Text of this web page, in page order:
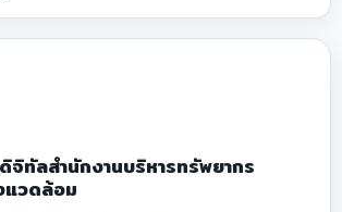
จิทัลสำนักงานบริหารทรัพยากร
แวดล้อม